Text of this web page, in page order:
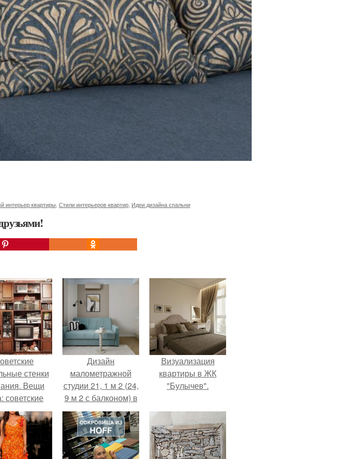
интерьер квартиры Стили интерьеров квартир Идеи дизайна спальни
стенки
Вещи
советские
80-х.
Дизайн
малометражной
студии 21, 1 м 2 (24,
9 м 2 с балконом) в
Краснодаре.
Визуализация
квартиры в ЖК
"Булычев".